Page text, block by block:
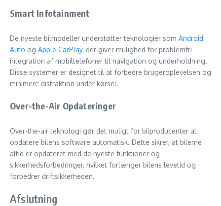
Smart Infotainment
De nyeste bilmodeller understøtter teknologier som Android
Auto og Apple CarPlay, der giver mulighed for problemfri
integration af mobiltelefoner til navigation og underholdning.
Disse systemer er designet til at forbedre brugeroplevelsen og
minimere distraktion under kørsel.
Over-the-Air Opdateringer
Over-the-air teknologi gør det muligt for bilproducenter at
opdatere bilens software automatisk. Dette sikrer, at bilerne
altid er opdateret med de nyeste funktioner og
sikkerhedsforbedringer, hvilket forlænger bilens levetid og
forbedrer driftsikkerheden.
Afslutning